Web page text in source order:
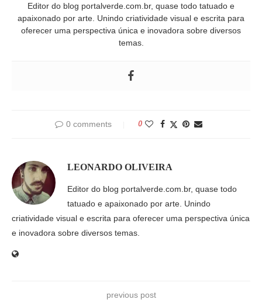
Editor do blog portalverde.com.br, quase todo tatuado e
apaixonado por arte. Unindo criatividade visual e escrita para
oferecer uma perspectiva única e inovadora sobre diversos
temas.
0 comments 0
LEONARDO OLIVEIRA
Editor do blog portalverde.com.br, quase todo
tatuado e apaixonado por arte. Unindo
criatividade visual e escrita para oferecer uma perspectiva única
e inovadora sobre diversos temas.
previous post